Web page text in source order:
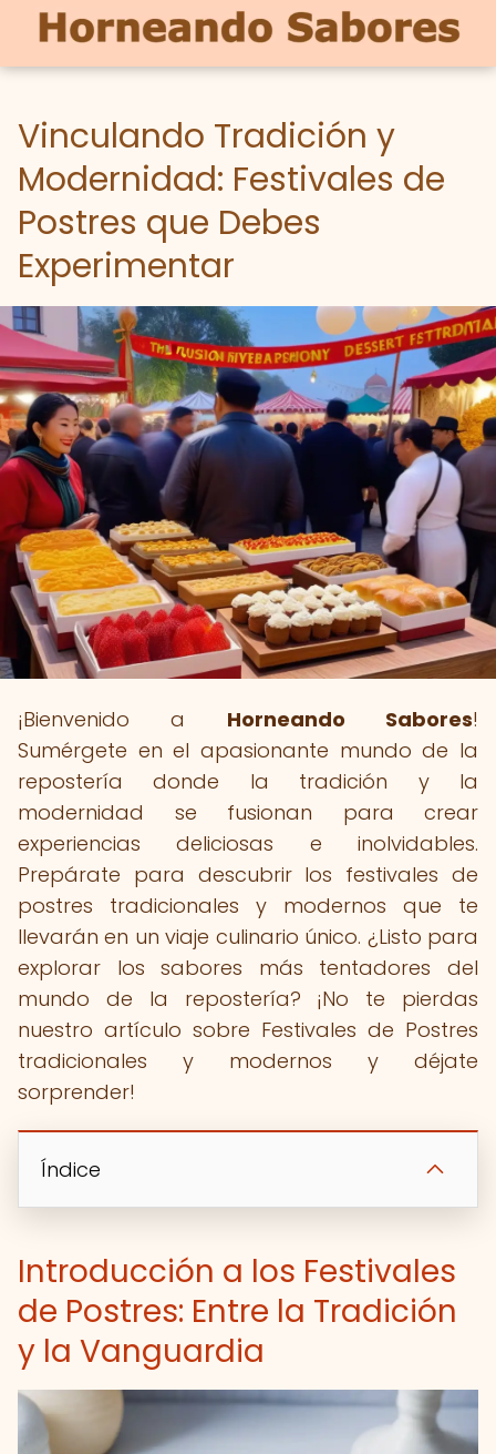
Vinculando Tradición y
Modernidad: Festivales de
Postres que Debes
Experimentar
¡Bienvenido a Horneando Sabores!
Sumérgete en el apasionante mundo de la
repostería donde la tradición y la
modernidad se fusionan para crear
experiencias deliciosas e inolvidables.
Prepárate para descubrir los festivales de
postres tradicionales y modernos que te
llevarán en un viaje culinario único. ¿Listo para
explorar los sabores más tentadores del
mundo de la repostería? ¡No te pierdas
nuestro artículo sobre Festivales de Postres
tradicionales y modernos y déjate
sorprender!
Índice
Introducción a los Festivales
de Postres: Entre la Tradición
y la Vanguardia